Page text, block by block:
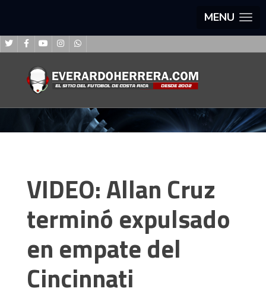
MENU
VIDEO: Allan Cruz
terminó expulsado
en empate del
Cincinnati